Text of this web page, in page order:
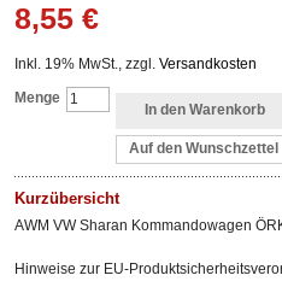
8,55 €
Inkl. 19% MwSt., zzgl. Versandkosten
Menge
In den Warenkorb
Auf den Wunschzettel
Kurzübersicht
AWM VW Sharan Kommandowagen
Hinweise zur EU-